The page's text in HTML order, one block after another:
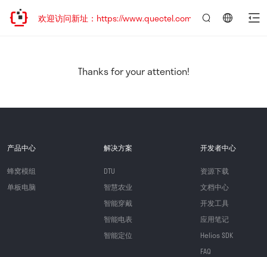
迁移，欢迎访问新址：https://www.quectel.com.cn
Thanks for your attention!
产品中心
蜂窝模组
单板电脑
解决方案
DTU
智慧农业
智能穿戴
智能电表
智能定位
开发者中心
资源下载
文档中心
开发工具
应用笔记
Helios SDK
FAQ